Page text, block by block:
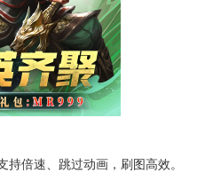
倍速、跳过动画，刷图高效。